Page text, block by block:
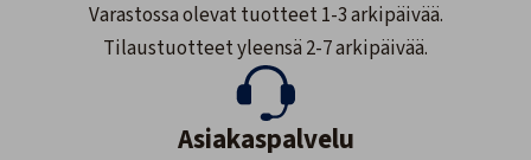
Varastossa olevat tuotteet 1-3 arkipäivää.
Tilaustuotteet yleensä 2-7 arkipäivää.
Asiakaspalvelu